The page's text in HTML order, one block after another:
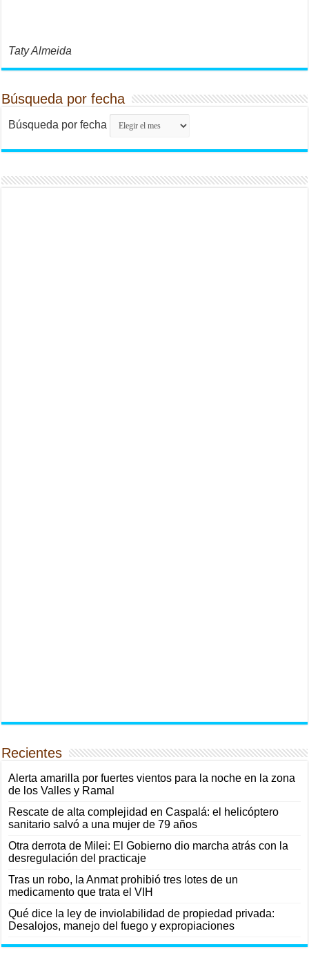
Taty Almeida
Búsqueda por fecha
Búsqueda por fecha
Recientes
Alerta amarilla por fuertes vientos para la noche en la zona
de los Valles y Ramal
Rescate de alta complejidad en Caspalá: el helicóptero
sanitario salvó a una mujer de 79 años
Otra derrota de Milei: El Gobierno dio marcha atrás con la
desregulación del practicaje
Tras un robo, la Anmat prohibió tres lotes de un
medicamento que trata el VIH
Qué dice la ley de inviolabilidad de propiedad privada:
Desalojos, manejo del fuego y expropiaciones